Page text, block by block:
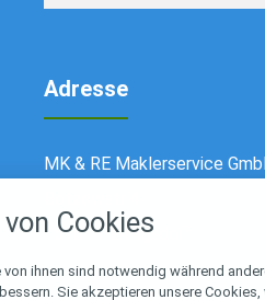
Adresse
MK & RE Maklerservice
16761 Hennigsdorf
Cookies
ihnen sind notwendig während
Sie akzeptieren unsere Cookies,
akzeptieren oder zu blockieren.